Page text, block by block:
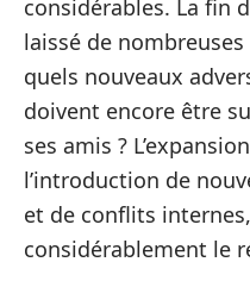
considérables. La fin
laissé de
quels nouveaux
doivent encore être
ses amis ?
l’introduction de
et de conflits
considérablement le